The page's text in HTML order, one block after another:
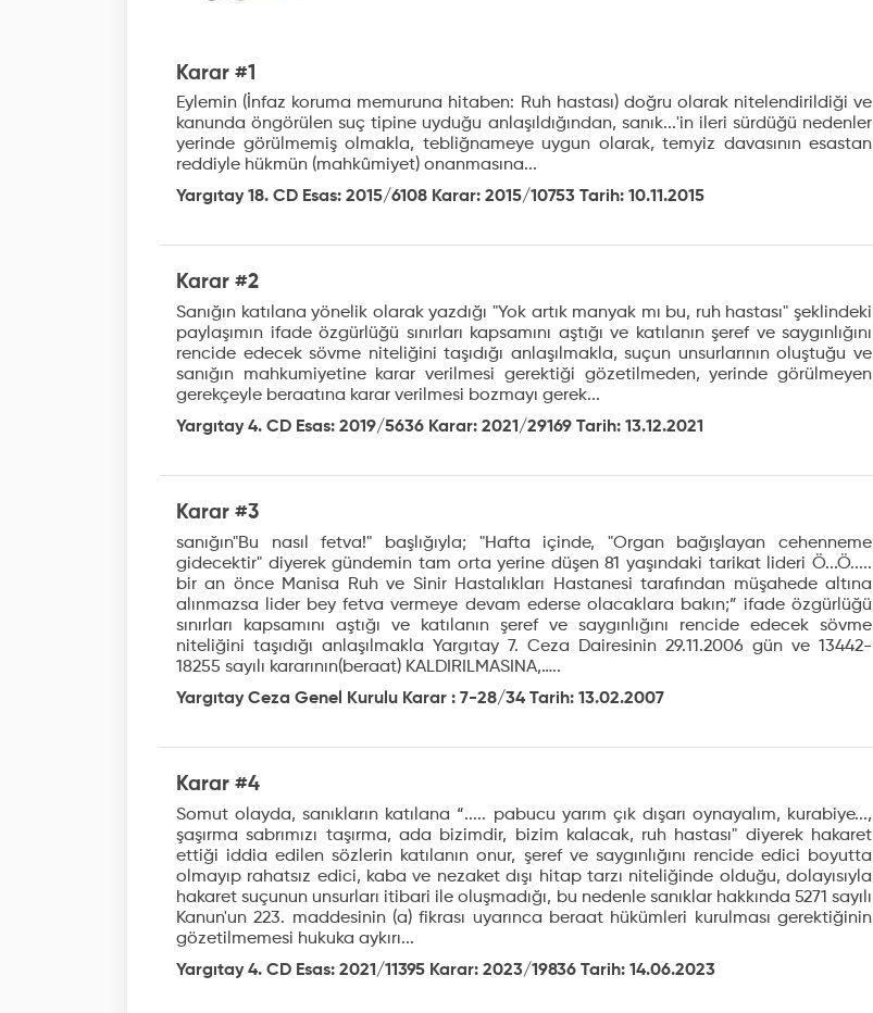
Karar #1
Eylemin (İnfaz koruma memuruna hitaben: Ruh hastası) doğru olarak nitelendirildiği ve
kanunda öngörülen suç tipine uyduğu anlaşıldığından, sanık...'in ileri sürdüğü nedenler
yerinde görülmemiş olmakla, tebliğnameye uygun olarak, temyiz davasının esastan
reddiyle hükmün (mahkûmiyet) onanmasına...
Yargıtay 18. CD Esas: 2015/6108 Karar: 2015/10753 Tarih: 10.11.2015
Karar #2
Sanığın katılana yönelik olarak yazdığı "Yok artık manyak mı bu, ruh hastası" şeklindeki
paylaşımın ifade özgürlüğü sınırları kapsamını aştığı ve katılanın şeref ve saygınlığını
rencide edecek sövme niteliğini taşıdığı anlaşılmakla, suçun unsurlarının oluştuğu ve
sanığın mahkumiyetine karar verilmesi gerektiği gözetilmeden, yerinde görülmeyen
gerekçeyle beraatına karar verilmesi bozmayı gerek...
Yargıtay 4. CD Esas: 2019/5636 Karar: 2021/29169 Tarih: 13.12.2021
Karar #3
sanığın"Bu nasıl fetva!" başlığıyla; "Hafta içinde, "Organ bağışlayan cehenneme
gidecektir" diyerek gündemin tam orta yerine düşen 81 yaşındaki tarikat lideri Ö...Ö.....
bir an önce Manisa Ruh ve Sinir Hastalıkları Hastanesi tarafından müşahede altına
alınmazsa lider bey fetva vermeye devam ederse olacaklara bakın;” ifade özgürlüğü
sınırları kapsamını aştığı ve katılanın şeref ve saygınlığını rencide edecek sövme
niteliğini taşıdığı anlaşılmakla Yargıtay 7. Ceza Dairesinin 29.11.2006 gün ve 13442-
18255 sayılı kararının(beraat) KALDIRILMASINA,…..
Yargıtay Ceza Genel Kurulu Karar : 7-28/34 Tarih: 13.02.2007
Karar #4
Somut olayda, sanıkların katılana “..... pabucu yarım çık dışarı oynayalım, kurabiye...,
şaşırma sabrımızı taşırma, ada bizimdir, bizim kalacak, ruh hastası" diyerek hakaret
ettiği iddia edilen sözlerin katılanın onur, şeref ve saygınlığını rencide edici boyutta
olmayıp rahatsız edici, kaba ve nezaket dışı hitap tarzı niteliğinde olduğu, dolayısıyla
hakaret suçunun unsurları itibari ile oluşmadığı, bu nedenle sanıklar hakkında 5271 sayılı
Kanun'un 223. maddesinin (a) fikrası uyarınca beraat hükümleri kurulması gerektiğinin
gözetilmemesi hukuka aykırı...
Yargıtay 4. CD Esas: 2021/11395 Karar: 2023/19836 Tarih: 14.06.2023